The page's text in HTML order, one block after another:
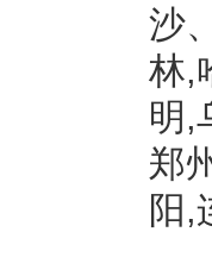
沙
林,
明,
郑
阳,